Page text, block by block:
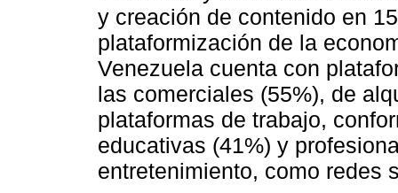
y creación de contenido en
plataformización de la
Venezuela cuenta con
las comerciales (55%), de
plataformas de trabajo,
educativas (41%) y
entretenimiento, como redes